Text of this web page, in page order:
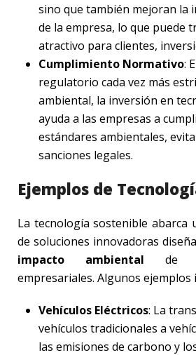
sino que también mejoran la
de la empresa, lo que puede
atractivo para clientes,
Cumplimiento Normativo:
regulatorio cada vez más
ambiental, la inversión en
ayuda a las empresas a
estándares ambientales,
sanciones legales.
Ejemplos de
La tecnología sostenible abarca
de soluciones innovadoras
impacto ambiental de
empresariales. Algunos ejemplos
Vehículos Eléctricos: La
vehículos tradicionales a
las emisiones de carbono y